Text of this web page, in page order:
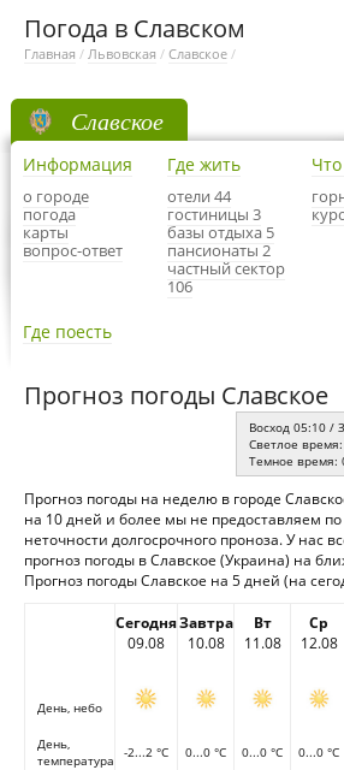
Погода в Славском
Главная / Львовская / Славское /
Славское
Информация
о городе
погода
карты
вопрос-ответ
Где жить
отели 44
гостиницы 3
базы отдыха 5
пансионаты 2
частный сектор
106
Где поесть
Прогноз погоды Славское
Восход 05:10 /
Светлое
Темное время:
Прогноз погоды на неделю в городе
на 10 дней и более мы не предоставляем
неточности долгосрочного проноза. У нас
прогноз погоды в Славское (Украина) на
Прогноз погоды Славское на 5 дней (на
Сегодня
09.08
Завтра
10.08
Вт
11.08
Ср
12.08
День, небо
День,
температура
-2...2 °C 0...0 °C 0...0 °C 0...0 °C